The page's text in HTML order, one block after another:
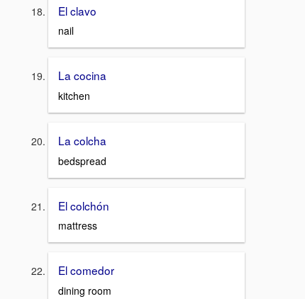
El clavo
nail
La cocina
kitchen
La colcha
bedspread
El colchón
mattress
El comedor
dining room